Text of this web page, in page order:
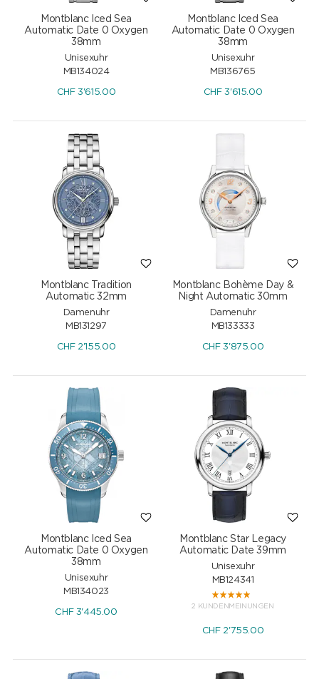
Montblanc Iced Sea
Automatic Date 0 Oxygen
38mm
Unisexuhr
MB134024
CHF 3'615.00
Montblanc Iced Sea
Automatic Date 0 Oxygen
38mm
Unisexuhr
MB136765
CHF 3'615.00
Montblanc Tradition
Automatic 32mm
Damenuhr
MB131297
CHF2'155.00
Montblanc Bohème Day &
Night Automatic 30mm
Damenuhr
MB133333
CHF3'875.00
Montblanc Iced Sea
Automatic Date 0 Oxygen
38mm
Unisexuhr
MB134023
CHF3'445.00
Montblanc Star Legacy
Automatic Date 39mm
Unisexuhr
MB124341
2 KUNDENMEINUNGEN
CHF2'755.00